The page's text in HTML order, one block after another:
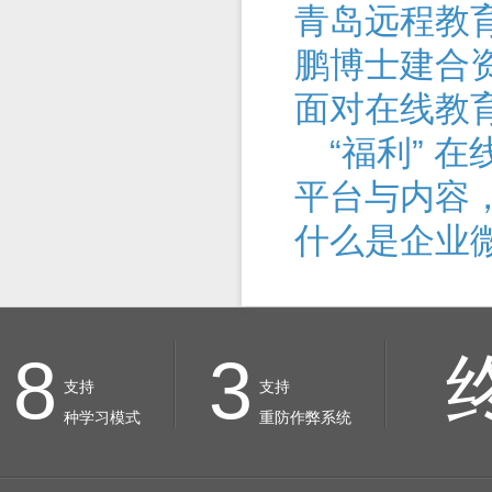
青岛远程教
鹏博士建合
面对在线教
“福利” 在
平台与内容
什么是企业
8 支持
种学习模式
3 支持
重防作弊系统